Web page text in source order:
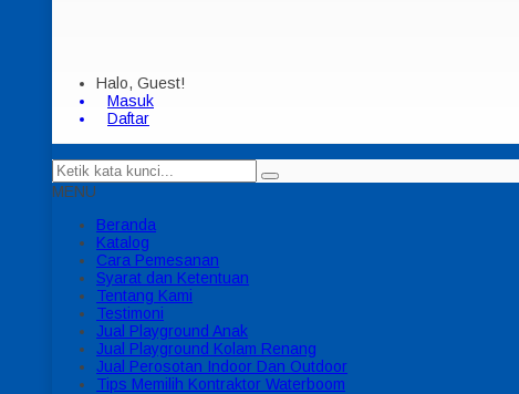
Halo, Guest!
Masuk
Daftar
MENU
Beranda
Katalog
Cara Pemesanan
Syarat dan Ketentuan
Tentang Kami
Testimoni
Jual Playground Anak
Jual Playground Kolam Renang
Jual Perosotan Indoor Dan Outdoor
Tips Memilih Kontraktor Waterboom